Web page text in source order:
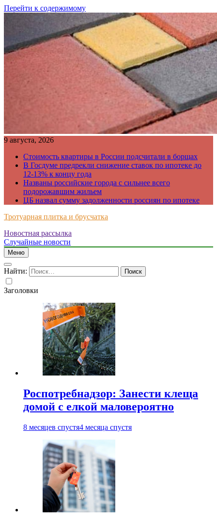
Перейти к содержимому
9 августа, 2026
Стоимость квартиры в России подсчитали в борщах
В Госдуме предрекли снижение ставок по ипотеке до
12-13% к концу года
Названы российские города с сильнее всего
подорожавшим жильем
ЦБ назвал сумму задолженности россиян по ипотеке
Тротуарная плитка и брусчатка
Just another WordPress site
Новостная рассылка
Случайные новости
Меню
Найти:
Заголовки
Роспотребнадзор: Занести клеща
домой с елкой маловероятно
8 месяцев спустя4 месяца спустя